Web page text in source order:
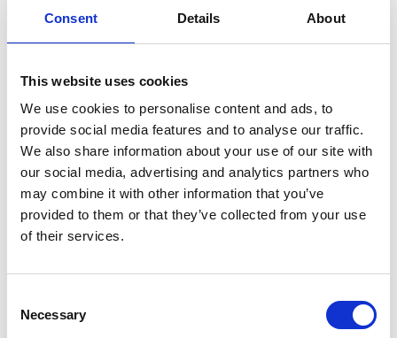
Consent Details About
This website uses cookies
We use cookies to personalise content and ads, to
provide social media features and to analyse our traffic.
We also share information about your use of our site with
our social media, advertising and analytics partners who
may combine it with other information that you’ve
provided to them or that they’ve collected from your use
of their services.
Selection
Necessary